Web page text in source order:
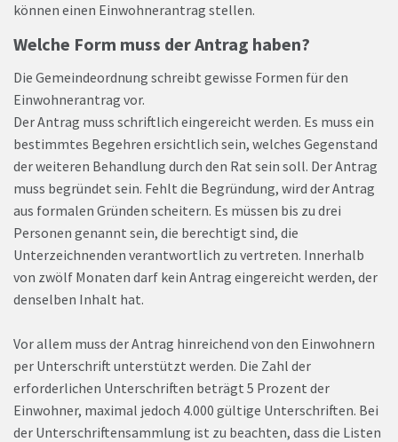
können einen Einwohnerantrag stellen.
Welche Form muss der Antrag haben?
Die Gemeindeordnung schreibt gewisse Formen für den
Einwohnerantrag vor.
Der Antrag muss schriftlich eingereicht werden. Es muss ein
bestimmtes Begehren ersichtlich sein, welches Gegenstand
der weiteren Behandlung durch den Rat sein soll. Der Antrag
muss begründet sein. Fehlt die Begründung, wird der Antrag
aus formalen Gründen scheitern. Es müssen bis zu drei
Personen genannt sein, die berechtigt sind, die
Unterzeichnenden verantwortlich zu vertreten. Innerhalb
von zwölf Monaten darf kein Antrag eingereicht werden, der
denselben Inhalt hat.
Vor allem muss der Antrag hinreichend von den Einwohnern
per Unterschrift unterstützt werden. Die Zahl der
erforderlichen Unterschriften beträgt 5 Prozent der
Einwohner, maximal jedoch 4.000 gültige Unterschriften. Bei
der Unterschriftensammlung ist zu beachten, dass die Listen